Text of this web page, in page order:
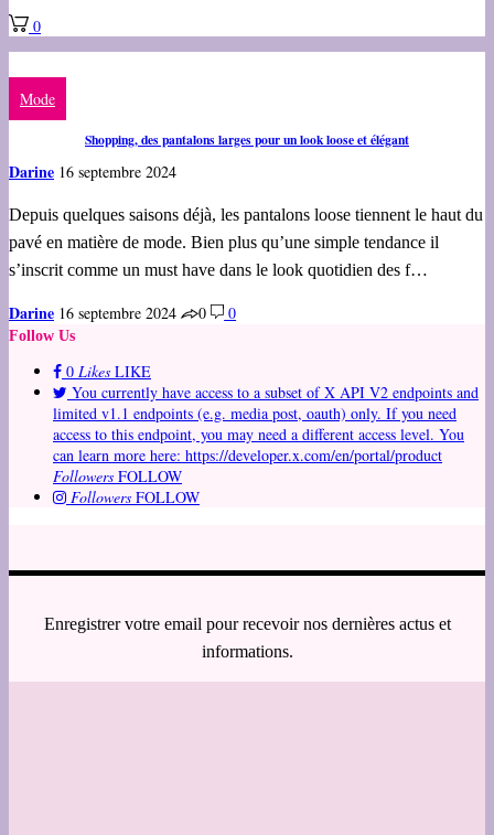
0
Mode
Shopping, des pantalons larges pour un look loose et élégant
Darine 16 septembre 2024
Depuis quelques saisons déjà, les pantalons loose tiennent le haut du
pavé en matière de mode. Bien plus qu’une simple tendance il
s’inscrit comme un must have dans le look quotidien des f…
Darine 16 septembre 2024 0 0
Follow Us
0 Likes LIKE
You currently have access to a subset of X API V2 endpoints and
limited v1.1 endpoints (e.g. media post, oauth) only. If you need
access to this endpoint, you may need a different access level. You
can learn more here: https://developer.x.com/en/portal/product
Followers FOLLOW
Followers FOLLOW
Enregistrer votre email pour recevoir nos dernières actus et
informations.